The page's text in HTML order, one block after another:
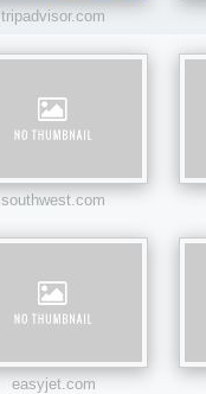
tripadvisor.com
southwest.com
easyjet.com